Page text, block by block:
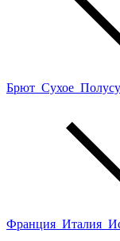
Брют Сухое
Франция Италия